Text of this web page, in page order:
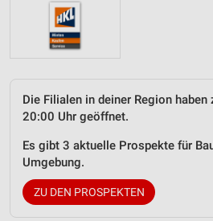
Die Filialen in deiner Region
20:00 Uhr geöffnet.
Es gibt 3 aktuelle Prospekte für
Umgebung.
ZU DEN PROSPEKTEN